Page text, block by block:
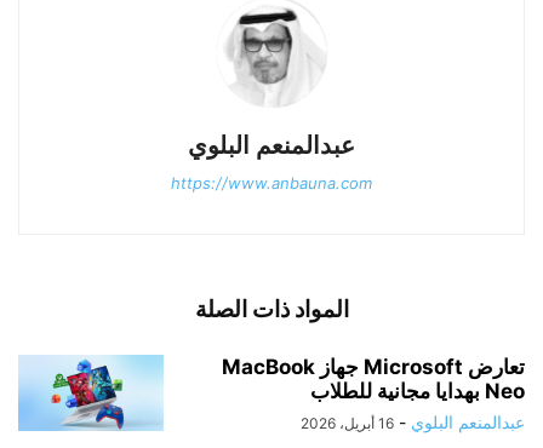
عبدالمنعم البلوي
https://www.anbauna.com
المواد ذات الصلة
تعارض Microsoft جهاز MacBook
Neo بهدايا مجانية للطلاب
عبدالمنعم البلوي - 16 أبريل، 2026